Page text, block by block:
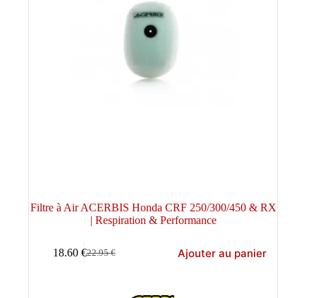
Filtre à Air ACERBIS Honda CRF 250/300/450 & RX
| Respiration & Performance
22.95€
Le
18.60 €Le
Ajouter au panier